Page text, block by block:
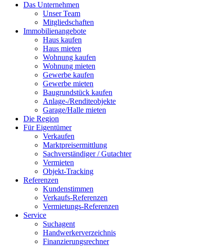
Das Unternehmen
Unser Team
Mitgliedschaften
Immobilienangebote
Haus kaufen
Haus mieten
Wohnung kaufen
Wohnung mieten
Gewerbe kaufen
Gewerbe mieten
Baugrundstück kaufen
Anlage-/Renditeobjekte
Garage/Halle mieten
Die Region
Für Eigentümer
Verkaufen
Marktpreisermittlung
Sachverständiger / Gutachter
Vermieten
Objekt-Tracking
Referenzen
Kundenstimmen
Verkaufs-Referenzen
Vermietungs-Referenzen
Service
Suchagent
Handwerkerverzeichnis
Finanzierungsrechner